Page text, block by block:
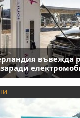
въвежда
заради